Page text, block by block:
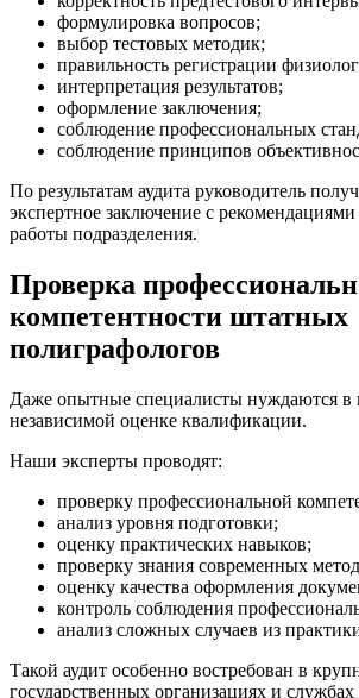
формулировка вопросов;
выбор тестовых методик;
правильность регистрации
интерпретация результатов;
оформление заключения;
соблюдение профессиональных
соблюдение принципов
По результатам аудита руководитель
экспертное заключение с
работы подразделения.
Проверка
компетентности штатных
полиграфологов
Даже опытные специалисты нуждаются в
независимой оценке квалификации.
Наши эксперты проводят:
проверку профессиональной
анализ уровня подготовки;
оценку практических навыков;
проверку знания современных
оценку качества оформления
контроль соблюдения
анализ сложных случаев из
Такой аудит особенно востребован в
государственных организациях и службах